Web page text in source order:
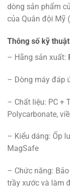
dòng sản phẩm
của Quân đội Mỹ
Thông số kỹ thuật
– Hãng sản xuất:
– Dòng máy đáp
– Chất liệu: PC +
Polycarbonate,
– Kiểu dáng: Ốp
MagSafe
– Chức năng:
trầy xước và làm